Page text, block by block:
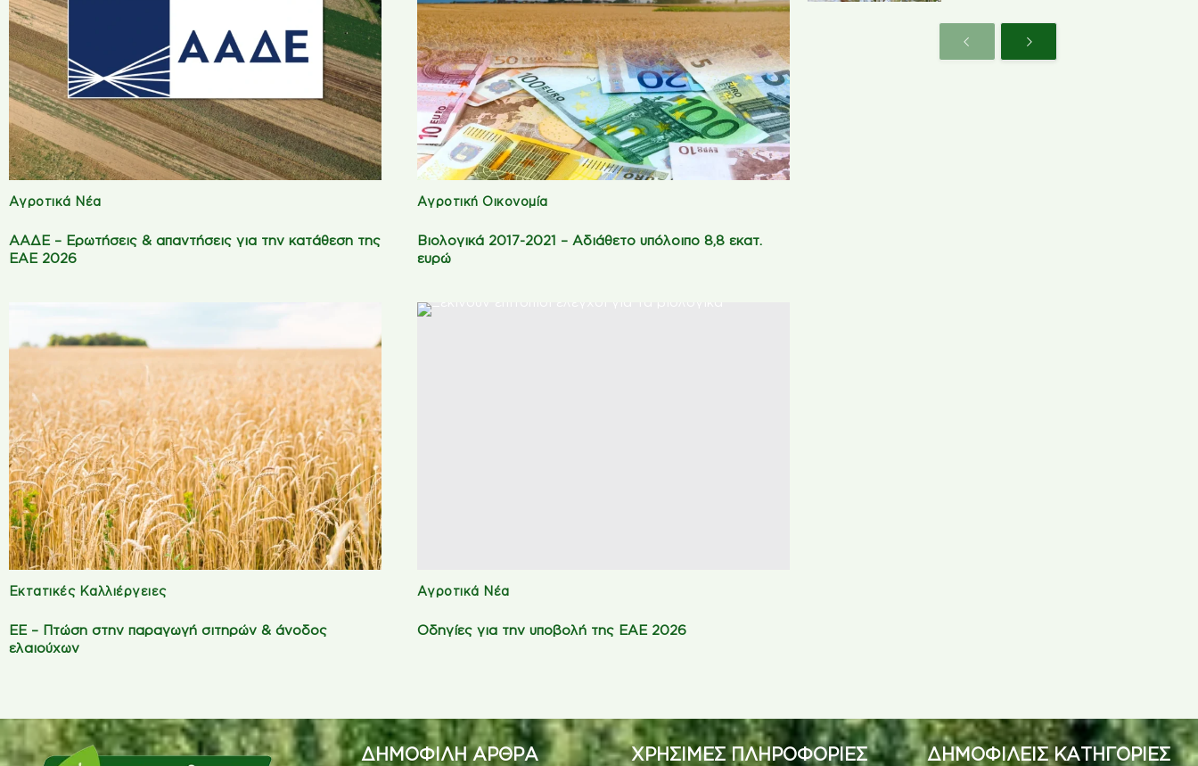
Αγροτικά Νέα
ΑΑΔΕ – Ερωτήσεις & απαντήσεις για την κατάθεση της
ΕΑΕ 2026
Αγροτική Οικονομία
Βιολογικά 2017-2021 – Αδιάθετο υπόλοιπο 8,8 εκατ.
ευρώ
Εκτατικές Καλλιέργειες
ΕΕ – Πτώση στην παραγωγή σιτηρών & άνοδος
ελαιούχων
Αγροτικά Νέα
Οδηγίες για την υποβολή της ΕΑΕ 2026
ΔΗΜΟΦΙΛΗ ΑΡΘΡΑ ΧΡΗΣΙΜΕΣ ΠΛΗΡΟΦΟΡΙΕΣ ΔΗΜΟΦΙΛΕΙΣ ΚΑΤΗΓΟΡΙΕΣ